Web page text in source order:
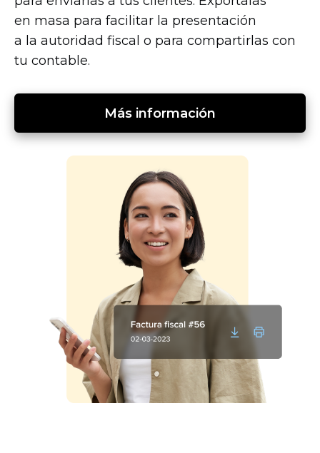
en masa para facilitar la presentación
a la autoridad fiscal o para compartirlas con
tu contable.
Más información